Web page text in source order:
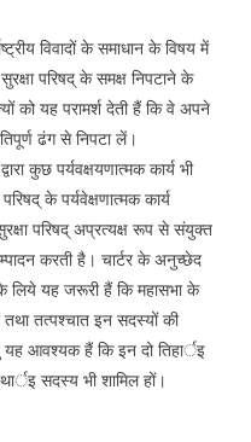
विवादों के समाधान के विषय में
परिषद् के समक्ष निपटाने के
को यह परामर्श देती हैं कि वे अपने
ढंग से निपटा लें।
कुछ पर्यवक्षयणात्मक कार्य भी
के पर्यवेक्षणात्मक कार्य
परिषद् अप्रत्यक्ष रूप से संयुक्त
करती है। चार्टर के अनुच्छेद
लिये यह जरूरी हैं कि महासभा के
तत्पश्चात इन सदस्यों की
आवश्यक हैं कि इन दो तिहार्इ
सदस्य भी शामिल हों।